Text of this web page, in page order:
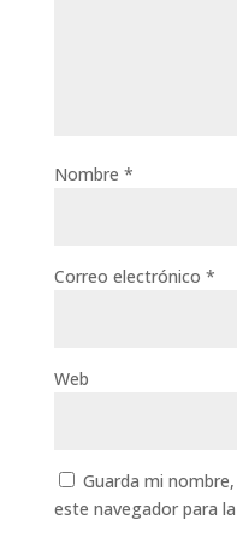
Nombre *
Correo electrónico *
Web
Guarda mi
este navegador para